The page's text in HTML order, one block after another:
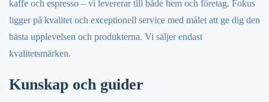
kaffe och espresso – vi levererar till både hem och företag. Fokus
ligger på kvalitet och exceptionell service med målet att ge dig den
bästa upplevelsen och produkterna. Vi säljer endast
kvalitetsmärken.
Kunskap och guider